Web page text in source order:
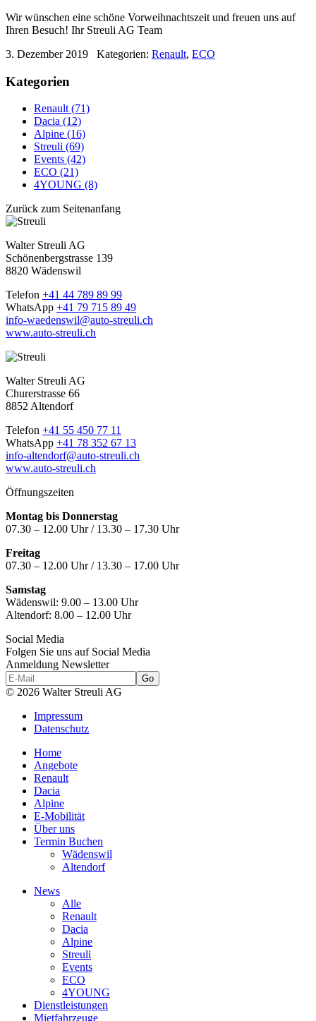
Wir wünschen eine schöne Vorweihnachtszeit und freuen uns auf
Ihren Besuch! Ihr Streuli AG Team
3. Dezember 2019
Kategorien: Renault, ECO
Kategorien
Renault (71)
Dacia (12)
Alpine (16)
Streuli (69)
Events (42)
ECO (21)
4YOUNG (8)
Zurück zum Seitenanfang
Walter Streuli AG
Schönenbergstrasse 139
8820 Wädenswil
Telefon +41 44 789 89 99
WhatsApp +41 79 715 89 49
info-waedenswil@auto-streuli.ch
www.auto-streuli.ch
Walter Streuli AG
Churerstrasse 66
8852 Altendorf
Telefon +41 55 450 77 11
WhatsApp +41 78 352 67 13
info-altendorf@auto-streuli.ch
www.auto-streuli.ch
Öffnungszeiten
Montag bis Donnerstag
07.30 – 12.00 Uhr / 13.30 – 17.30 Uhr
Freitag
07.30 – 12.00 Uhr / 13.30 – 17.00 Uhr
Samstag
Wädenswil: 9.00 – 13.00 Uhr
Altendorf: 8.00 – 12.00 Uhr
Social Media
Folgen Sie uns auf Social Media
Anmeldung Newsletter
© 2026 Walter Streuli AG
Impressum
Datenschutz
Home
Angebote
Renault
Dacia
Alpine
E-Mobilität
Über uns
Termin Buchen
Wädenswil
Altendorf
News
Alle
Renault
Dacia
Alpine
Streuli
Events
ECO
4YOUNG
Dienstleistungen
Mietfahrzeuge